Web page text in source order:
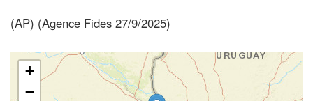
(AP) (Agence Fides 27/9/2025)
+
−